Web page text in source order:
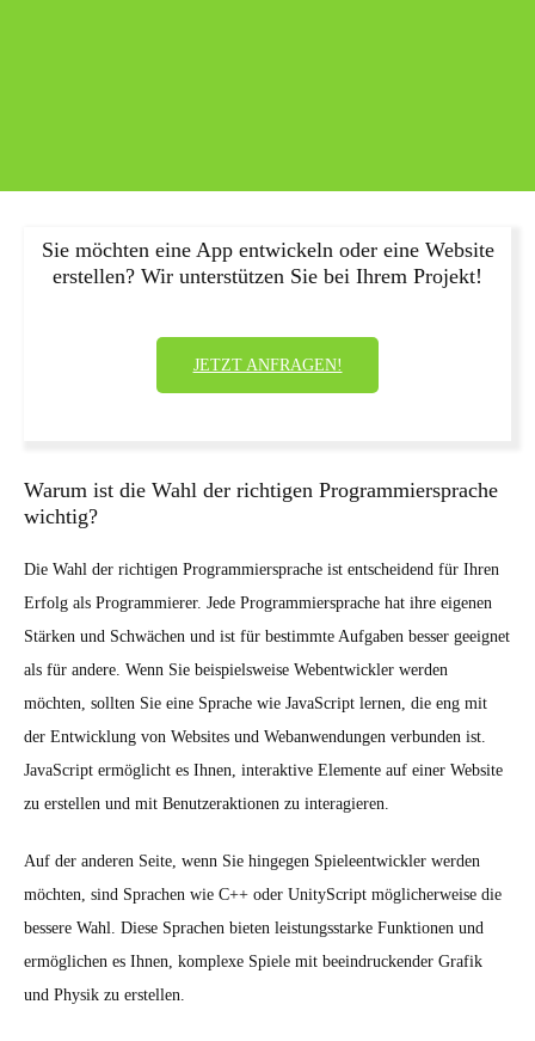
Sie möchten eine App entwickeln oder eine Website
erstellen? Wir unterstützen Sie bei Ihrem Projekt!
JETZT ANFRAGEN!
Warum ist die Wahl der richtigen Programmiersprache
wichtig?
Die Wahl der richtigen Programmiersprache ist entscheidend für Ihren
Erfolg als Programmierer. Jede Programmiersprache hat ihre eigenen
Stärken und Schwächen und ist für bestimmte Aufgaben besser geeignet
als für andere. Wenn Sie beispielsweise Webentwickler werden
möchten, sollten Sie eine Sprache wie JavaScript lernen, die eng mit
der Entwicklung von Websites und Webanwendungen verbunden ist.
JavaScript ermöglicht es Ihnen, interaktive Elemente auf einer Website
zu erstellen und mit Benutzeraktionen zu interagieren.
Auf der anderen Seite, wenn Sie hingegen Spieleentwickler werden
möchten, sind Sprachen wie C++ oder UnityScript möglicherweise die
bessere Wahl. Diese Sprachen bieten leistungsstarke Funktionen und
ermöglichen es Ihnen, komplexe Spiele mit beeindruckender Grafik
und Physik zu erstellen.